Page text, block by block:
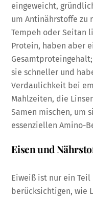
eingeweicht,
um Antinährstoffe zu
Tempeh oder Seitan
Protein, haben aber
sie schneller und
Verdaulichkeit bei
Mahlzeiten, die
Samen mischen, um
essenziellen Amino-
Eisen und
Eiweiß ist nur ein
berücksichtigen, wie